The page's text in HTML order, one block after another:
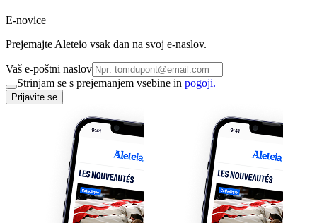
E-novice
Prejemajte Aleteio vsak dan na svoj e-naslov.
Vaš e-poštni naslov
Strinjam se s prejemanjem vsebine in pogoji.
Prijavite se